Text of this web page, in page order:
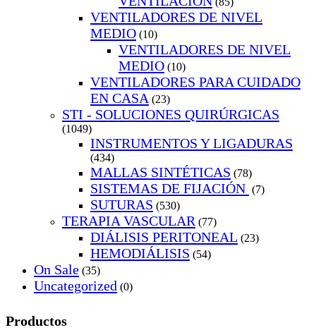
VENTILADORES DE NIVEL
MEDIO (10)
VENTILADORES DE NIVEL
MEDIO (10)
VENTILADORES PARA CUIDADO
EN CASA (23)
STI - SOLUCIONES QUIRÚRGICAS
(1049)
INSTRUMENTOS Y LIGADURAS
(434)
MALLAS SINTÉTICAS (78)
SISTEMAS DE FIJACIÓN (7)
SUTURAS (530)
TERAPIA VASCULAR (77)
DIÁLISIS PERITONEAL (23)
HEMODIÁLISIS (54)
On Sale (35)
Uncategorized (0)
Productos